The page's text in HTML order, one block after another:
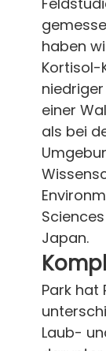
haben
Kortisol-
einer
als bei
Japan.
Park hat
Laub-